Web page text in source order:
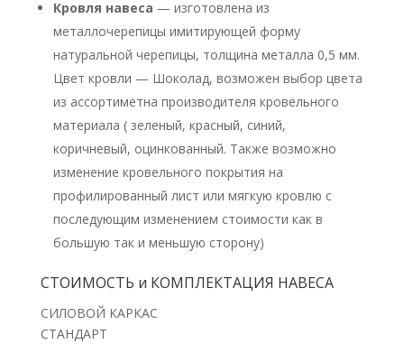
Кровля навеса — изготовлена из
металлочерепицы имитирующей форму
натуральной черепицы, толщина металла 0,5 мм.
Цвет кровли — Шоколад, возможен выбор цвета
из ассортиметна производителя кровельного
материала ( зеленый, красный, синий,
коричневый, оцинкованный. Также возможно
изменение кровельного покрытия на
профилированный лист или мягкую кровлю с
последующим изменением стоимости как в
большую так и меньшую сторону)
СТОИМОСТЬ и КОМПЛЕКТАЦИЯ НАВЕСА
СИЛОВОЙ КАРКАС
СТАНДАРТ